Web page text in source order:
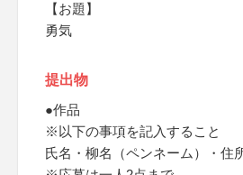
【お題】
勇気
提出物
●作品
※以下の事項を記入すること
氏名・柳名（ペンネーム）・住